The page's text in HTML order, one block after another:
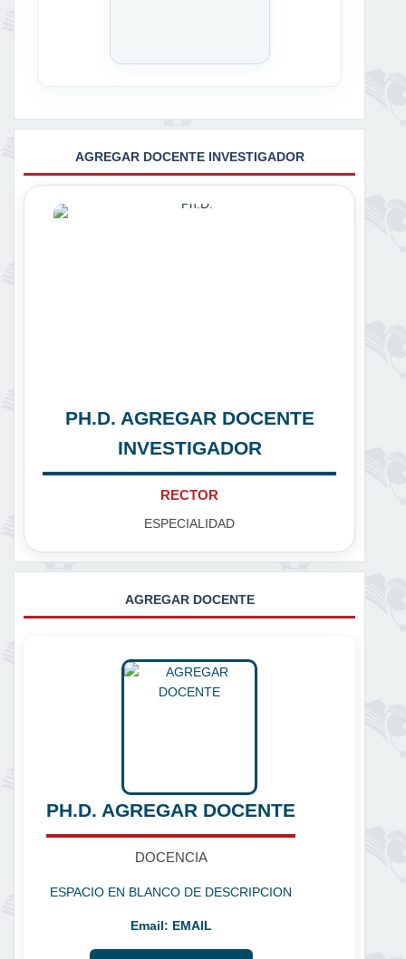
AGREGAR DOCENTE INVESTIGADOR
PH.D. AGREGAR DOCENTE
INVESTIGADOR
RECTOR
ESPECIALIDAD
AGREGAR DOCENTE
PH.D. AGREGAR DOCENTE
DOCENCIA
ESPACIO EN BLANCO DE DESCRIPCION
Email: EMAIL